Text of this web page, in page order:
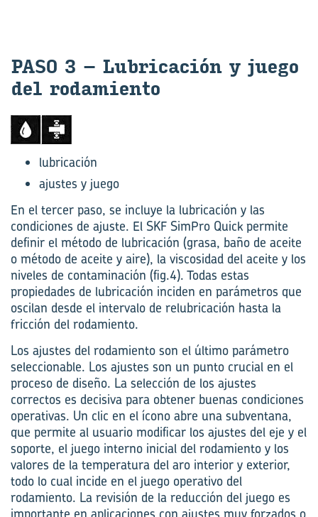
PASO 3 – Lu­bri­ca­ción y juego
del ro­da­mien­to
lubricación
ajustes y juego
En el tercer paso, se incluye la lubricación y las
condiciones de ajuste. El SKF SimPro Quick permite
definir el método de lubricación (grasa, baño de aceite
o método de aceite y aire), la viscosidad del aceite y los
niveles de contaminación (fig.4). Todas estas
propiedades de lubricación inciden en parámetros que
oscilan desde el intervalo de relubricación hasta la
fricción del rodamiento.
Los ajustes del rodamiento son el último parámetro
seleccionable. Los ajustes son un punto crucial en el
proceso de diseño. La selección de los ajustes
correctos es decisiva para obtener buenas condiciones
operativas. Un clic en el ícono abre una subventana,
que permite al usuario modificar los ajustes del eje y el
soporte, el juego interno inicial del rodamiento y los
valores de la temperatura del aro interior y exterior,
todo lo cual incide en el juego operativo del
rodamiento. La revisión de la reducción del juego es